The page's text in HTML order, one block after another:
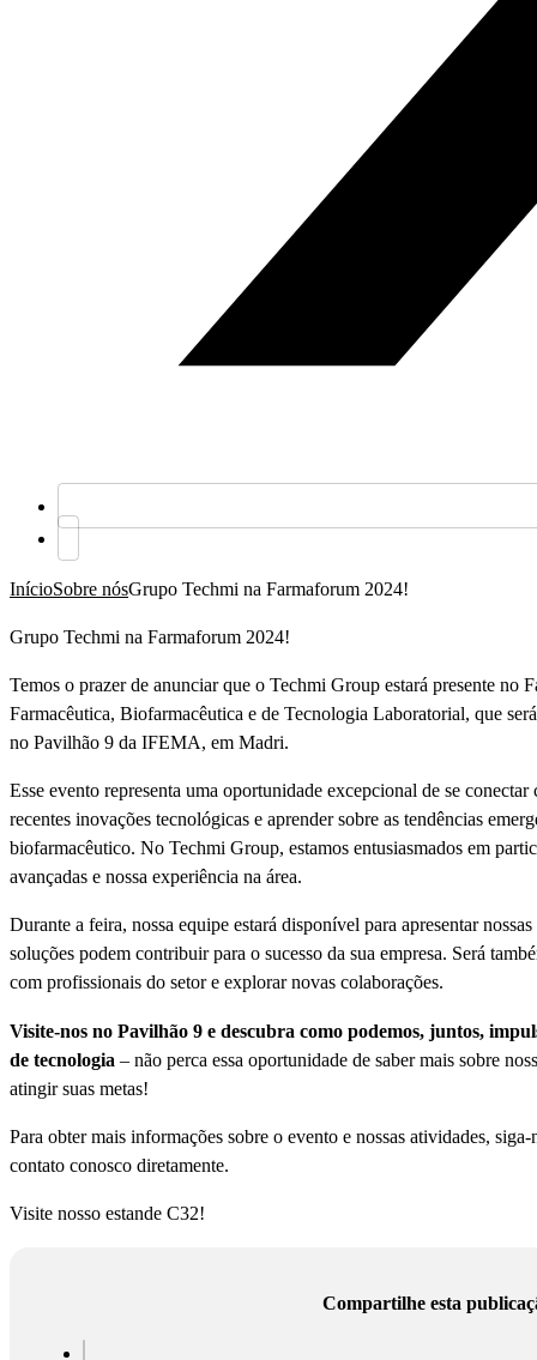
InícioSobre nósGrupo Techmi na Farmaforum 2024!
Grupo Techmi na Farmaforum 2024!
Temos o prazer de anunciar que o Techmi Group estará presente no
Farmacêutica, Biofarmacêutica e de Tecnologia Laboratorial, que
no Pavilhão 9 da IFEMA, em Madri.
Esse evento representa uma oportunidade excepcional de se
recentes inovações tecnológicas e aprender sobre as tendências
biofarmacêutico. No Techmi Group, estamos entusiasmados em
avançadas e nossa experiência na área.
Durante a feira, nossa equipe estará disponível para apresentar
soluções podem contribuir para o sucesso da sua empresa. Será
com profissionais do setor e explorar novas colaborações.
Visite-nos no Pavilhão 9 e descubra como podemos, juntos,
de tecnologia – não perca essa oportunidade de saber mais sobre
atingir suas metas!
Para obter mais informações sobre o evento e nossas atividades,
contato conosco diretamente.
Visite nosso estande C32!
Compartilhe esta